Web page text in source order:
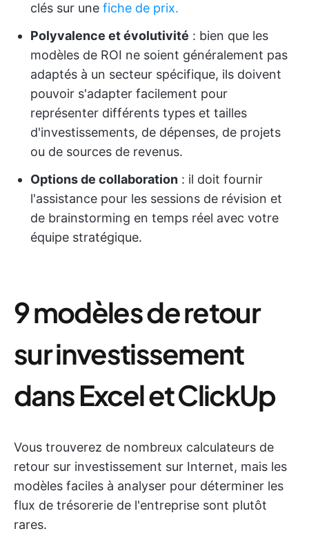
clés sur une fiche de prix.
Polyvalence et évolutivité : bien que les
modèles de ROI ne soient généralement pas
adaptés à un secteur spécifique, ils doivent
pouvoir s'adapter facilement pour
représenter différents types et tailles
d'investissements, de dépenses, de projets
ou de sources de revenus.
Options de collaboration : il doit fournir
l'assistance pour les sessions de révision et
de brainstorming en temps réel avec votre
équipe stratégique.
9 modèles de retour
sur investissement
dans Excel et ClickUp
Vous trouverez de nombreux calculateurs de
retour sur investissement sur Internet, mais les
modèles faciles à analyser pour déterminer les
flux de trésorerie de l'entreprise sont plutôt
rares.